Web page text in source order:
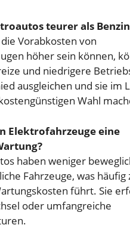
teurer als
Vorabkosten von
höher sein können,
und niedrigere
ausgleichen und sie im
Wahl
Elektrofahrzeuge eine
haben weniger
Fahrzeuge, was häufig
führt. Sie
oder umfangreiche